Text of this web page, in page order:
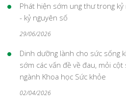
Phát hiện sớm ung thư trong
- kỷ nguyên số
29/06/2026
Dinh dưỡng lành cho sức sống
sớm các vấn đề về đau, mỏi
ngành Khoa học Sức khỏe
02/04/2026